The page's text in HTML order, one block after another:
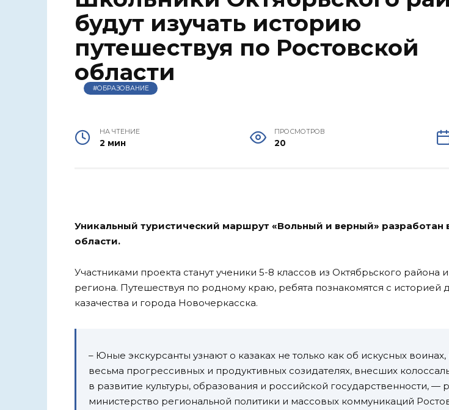
будут изучать историю
путешествуя по Ростовской
области
#ОБРАЗОВАНИЕ
НА ЧТЕНИЕ
2 мин
ПРОСМОТРОВ
20
Уникальный туристический маршрут «Вольный и верный» разработан
области.
Участниками проекта станут ученики 5-8 классов из Октябрьского района
региона. Путешествуя по родному краю, ребята познакомятся с историей
казачества и города Новочеркасска.
– Юные экскурсанты узнают о казаках не только как об искусных воинах,
весьма прогрессивных и продуктивных созидателях, внесших
в развитие культуры, образования и российской государственности, —
министерство региональной политики и массовых коммуникаций